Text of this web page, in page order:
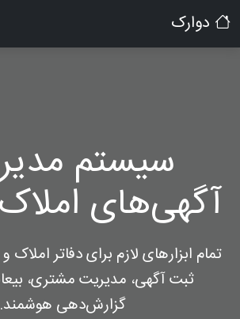
دوارک
سیستم
آگهی‌های
تمام ابزارهای لازم برای دفاتر
ثبت آگهی، مدیریت مشتری،
گزارش‌دهی هوشمند.